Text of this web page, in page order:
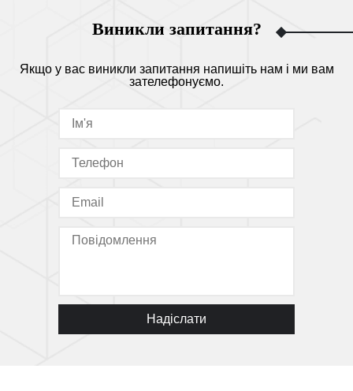
Виникли запитання?
Якщо у вас виникли запитання напишіть нам і ми вам
зателефонуємо.
Надіслати